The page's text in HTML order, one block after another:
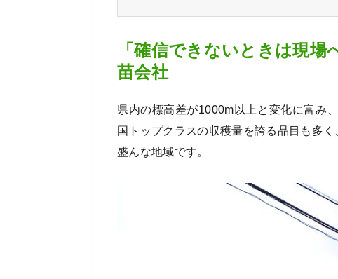
「確信できないときは現
苗会社
県内の標高差が1000m以上と変化に富み
国トップクラスの収穫量を誇る品目も多
盛んな地域です。